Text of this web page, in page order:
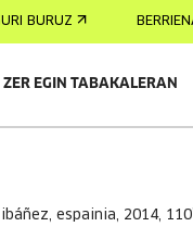
BURUZ
ZER EGIN TABAKALERAN
espainia, 2014,